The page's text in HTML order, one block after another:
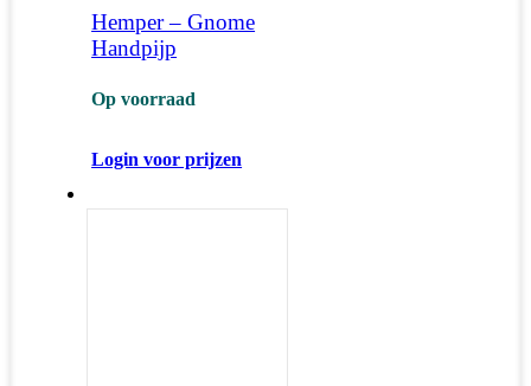
Hemper – Gnome
Handpijp
Op voorraad
Login voor prijzen